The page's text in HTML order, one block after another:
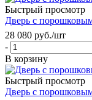
Быстрый просмотр
Дверь с
28 080 руб./шт
-
В корзину
Быстрый просмотр
Дверь с